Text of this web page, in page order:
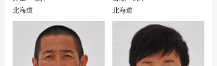
北海道
北海道